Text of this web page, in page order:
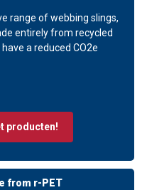
range of webbing slings,
entirely from recycled
a reduced CO2e
producten!
from r-PET